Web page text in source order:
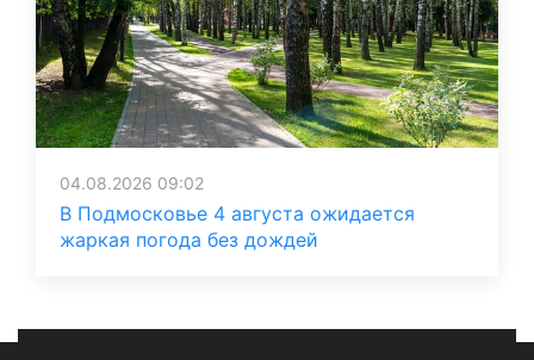
04.08.2026 09:02
В Подмосковье 4 августа ожидается
жаркая погода без дождей